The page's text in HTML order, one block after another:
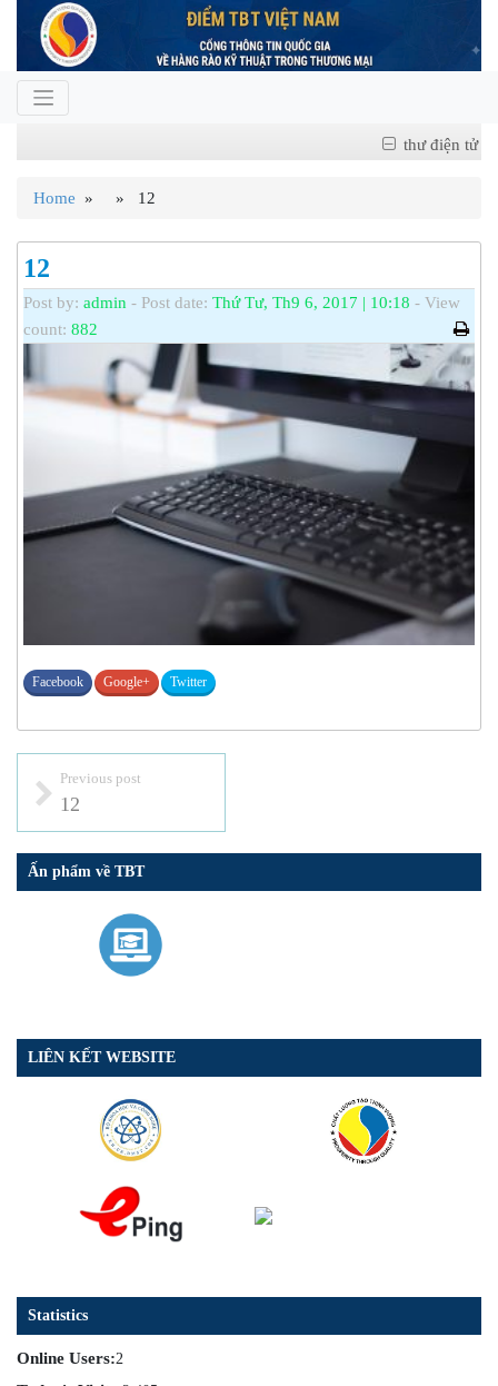
thư điện tử
Home » » 12
12
Post by: admin - Post date: Thứ Tư, Th9 6, 2017 | 10:18 - View
count: 882
Facebook Google+ Twitter
Previous post
12
Ấn phẩm về TBT
LIÊN KẾT WEBSITE
Statistics
Online Users:2